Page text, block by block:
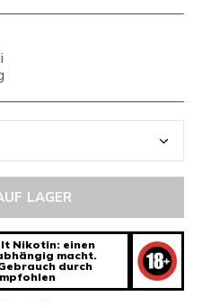
LAGER
Nikotin: einen
macht.
durch